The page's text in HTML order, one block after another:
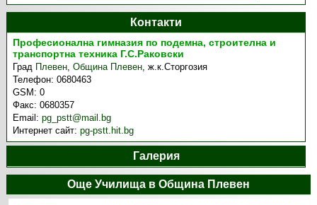
Контакти
Професионална гимназия по подемна, строителна и
транспортна техника Г.С.Раковски
Град Плевен,Община Плевен,ж.к.Сторгозия
Телефон:0680463
GSM:0
Факс:0680357
Email:pg_pstt@mail.bg
Интернет сайт:pg-pstt.hit.bg
Галерия
Още Училища в Община Плевен